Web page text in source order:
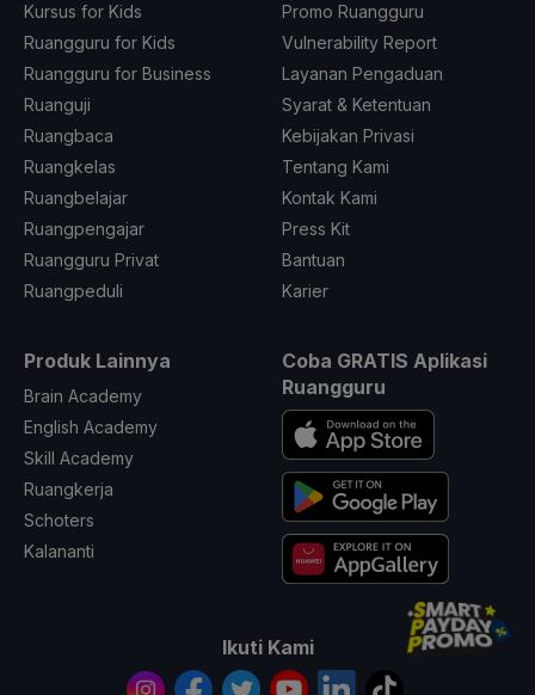
Kursus for Kids
Ruangguru for Kids
Ruangguru for Business
Ruanguji
Ruangbaca
Ruangkelas
Ruangbelajar
Ruangpengajar
Ruangguru Privat
Ruangpeduli
Promo Ruangguru
Vulnerability Report
Layanan Pengaduan
Syarat & Ketentuan
Kebijakan Privasi
Tentang Kami
Kontak Kami
Press Kit
Bantuan
Karier
Produk Lainnya
Brain Academy
English Academy
Skill Academy
Ruangkerja
Schoters
Kalananti
Coba GRATIS Aplikasi
Ruangguru
Ikuti Kami